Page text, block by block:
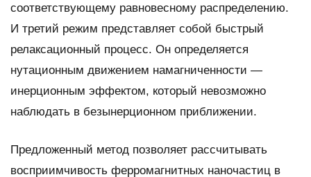
соответствующему равновесному распределению.
И третий режим представляет собой быстрый
релаксационный процесс. Он определяется
нутационным движением намагниченности —
инерционным эффектом, который невозможно
наблюдать в безынерционном приближении.
Предложенный метод позволяет рассчитывать
восприимчивость ферромагнитных наночастиц в